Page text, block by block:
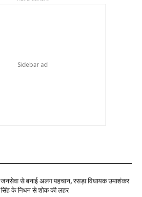
जनसेवा से बनाई अलग पहचान, रसड़ा विधायक उमाशंकर
सिंह के निधन से शोक की लहर